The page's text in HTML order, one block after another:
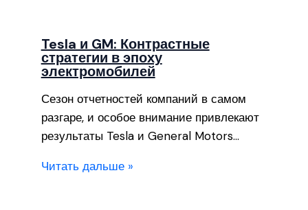
Tesla и GM: Контрастные
стратегии в эпоху
электромобилей
Сезон отчетностей компаний в самом
разгаре, и особое внимание привлекают
результаты Tesla и General Motors…
Читать дальше »